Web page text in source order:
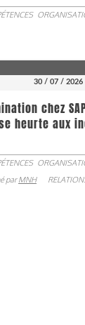
30 / 07 / 2026
chez
heurte aux
parMNH